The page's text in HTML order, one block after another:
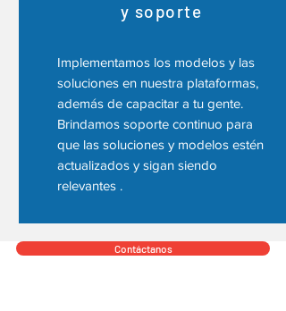
y soporte
Implementamos los modelos y las
soluciones en nuestra plataformas,
además de capacitar a tu gente.
Brindamos soporte continuo para
que las soluciones y modelos estén
actualizados y sigan siendo
relevantes .
Contáctanos